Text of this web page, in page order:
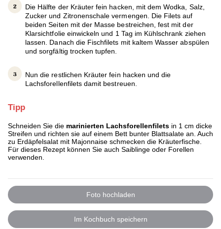
Die Hälfte der Kräuter fein hacken, mit dem Wodka, Salz,
Zucker und Zitronenschale vermengen. Die Filets auf
beiden Seiten mit der Masse bestreichen, fest mit der
Klarsichtfolie einwickeln und 1 Tag im Kühlschrank ziehen
lassen. Danach die Fischfilets mit kaltem Wasser abspülen
und sorgfältig trocken tupfen.
Nun die restlichen Kräuter fein hacken und die
Lachsforellenfilets damit bestreuen.
Tipp
Schneiden Sie die marinierten Lachsforellenfilets in 1 cm dicke
Streifen und richten sie auf einem Bett bunter Blattsalate an. Auch
zu Erdäpfelsalat mit Majonnaise schmecken die Kräuterfische.
Für dieses Rezept können Sie auch Saiblinge oder Forellen
verwenden.
Foto hochladen
Im Kochbuch speichern